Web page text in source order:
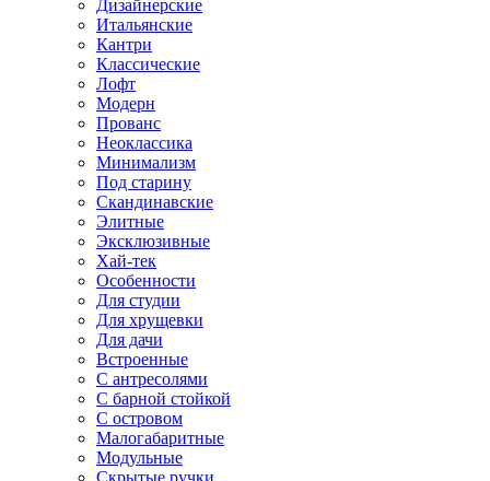
Дизайнерские
Итальянские
Кантри
Классические
Лофт
Модерн
Прованс
Неоклассика
Минимализм
Под старину
Скандинавские
Элитные
Эксклюзивные
Хай-тек
Особенности
Для студии
Для хрущевки
Для дачи
Встроенные
С антресолями
С барной стойкой
С островом
Малогабаритные
Модульные
Скрытые ручки